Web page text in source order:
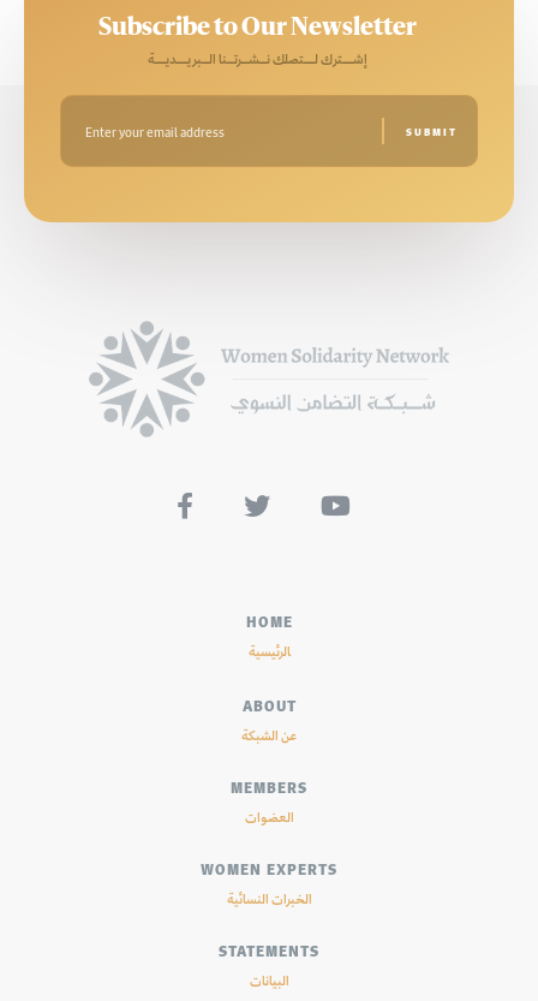
Subscribe to Our Newsletter
إشـــترك لـــتصلك نــشــرتــنا الــبريـــديـــة
  
HOME
الرئيسية
ABOUT
عن الشبكة
MEMBERS
العضوات
WOMEN EXPERTS
الخبرات النسائية
STATEMENTS
البيانات